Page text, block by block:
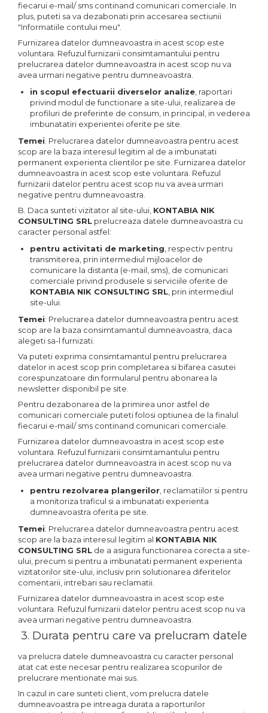
fiecarui e-mail/ sms continand comunicari comerciale. In
plus, puteti sa va dezabonati prin accesarea sectiunii
"Informatiile contului meu".
Furnizarea datelor dumneavoastra in acest scop este
voluntara. Refuzul furnizarii consimtamantului pentru
prelucrarea datelor dumneavoastra in acest scop nu va
avea urmari negative pentru dumneavoastra.
in scopul efectuarii diverselor analize , raportari
privind modul de functionare a site-ului, realizarea de
profiluri de preferinte de consum, in principal, in vederea
imbunatatiri experientei oferite pe site.
Temei: Prelucrarea datelor dumneavoastra pentru acest
scop are la baza interesul legitim al de a imbunatati
permanent experienta clientilor pe site. Furnizarea datelor
dumneavoastra in acest scop este voluntara. Refuzul
furnizarii datelor pentru acest scop nu va avea urmari
negative pentru dumneavoastra.
B. Daca sunteti vizitator al site-ului, KONTABIA NIK
CONSULTING SRL prelucreaza datele dumneavoastra cu
caracter personal astfel:
pentru activitati de marketing , respectiv pentru
transmiterea, prin intermediul mijloacelor de
comunicare la distanta (e-mail, sms), de comunicari
comerciale privind produsele si serviciile oferite de
KONTABIA NIK CONSULTING SRL , prin intermediul
site-ului.
Temei: Prelucrarea datelor dumneavoastra pentru acest
scop are la baza consimtamantul dumneavoastra, daca
alegeti sa-l furnizati.
Va puteti exprima consimtamantul pentru prelucrarea
datelor in acest scop prin completarea si bifarea casutei
corespunzatoare din formularul pentru abonarea la
newsletter disponibil pe site.
Pentru dezabonarea de la primirea unor astfel de
comunicari comerciale puteti folosi optiunea de la finalul
fiecarui e-mail/ sms continand comunicari comerciale.
Furnizarea datelor dumneavoastra in acest scop este
voluntara. Refuzul furnizarii consimtamantului pentru
prelucrarea datelor dumneavoastra in acest scop nu va
avea urmari negative pentru dumneavoastra.
pentru rezolvarea plangerilor , reclamatiilor si pentru
a monitoriza traficul si a imbunatati experienta
dumneavoastra oferita pe site.
Temei: Prelucrarea datelor dumneavoastra pentru acest
scop are la baza interesul legitim al KONTABIA NIK
CONSULTING SRL de a asigura functionarea corecta a site-
ului, precum si pentru a imbunatati permanent experienta
vizitatorilor site-ului, inclusiv prin solutionarea diferitelor
comentarii, intrebari sau reclamatii.
Furnizarea datelor dumneavoastra in acest scop este
voluntara. Refuzul furnizarii datelor pentru acest scop nu va
avea urmari negative pentru dumneavoastra.
3. Durata pentru care va prelucram datele
va prelucra datele dumneavoastra cu caracter personal
atat cat este necesar pentru realizarea scopurilor de
prelucrare mentionate mai sus.
In cazul in care sunteti client, vom prelucra datele
dumneavoastra pe intreaga durata a raporturilor